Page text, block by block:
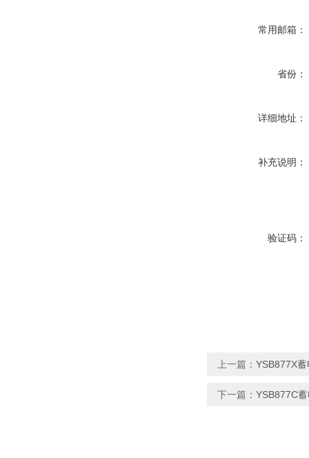
常用邮箱：
省份：
详细地址：
补充说明：
验证码：
上一篇： YSB877X
下一篇： YSB877C